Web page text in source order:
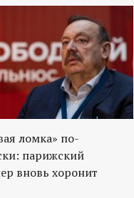
ломка» по-
парижский
вновь хоронит